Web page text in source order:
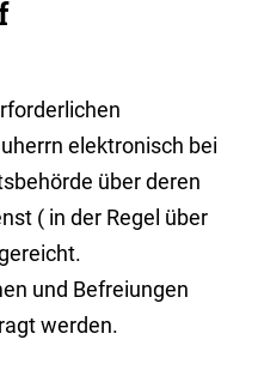
elektronisch bei
über deren
( in der Regel über
und Befreiungen
werden.